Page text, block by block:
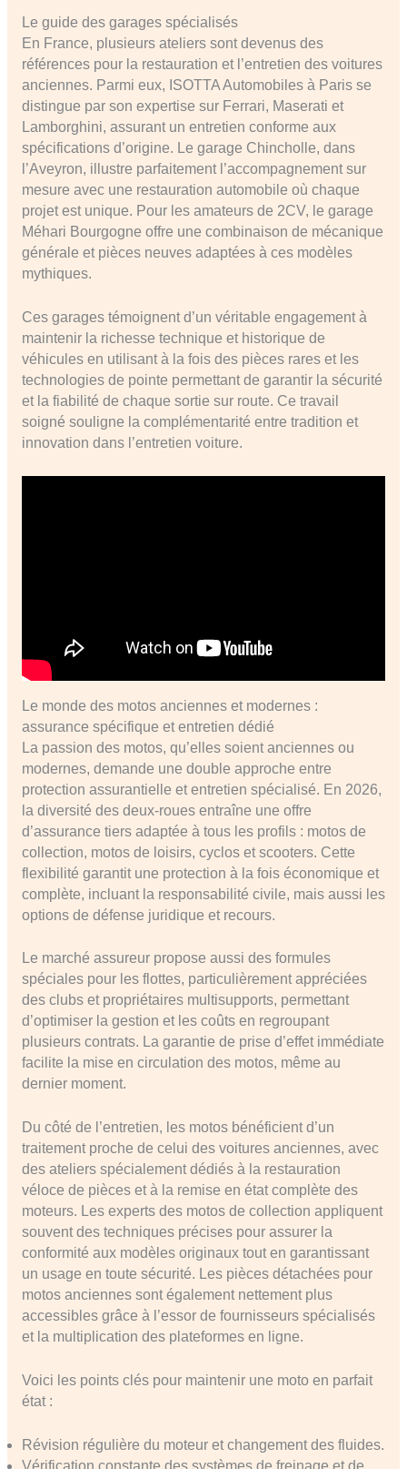
Le guide des garages spécialisés
En France, plusieurs ateliers sont devenus des
références pour la restauration et l’entretien des voitures
anciennes. Parmi eux, ISOTTA Automobiles à Paris se
distingue par son expertise sur Ferrari, Maserati et
Lamborghini, assurant un entretien conforme aux
spécifications d’origine. Le garage Chincholle, dans
l’Aveyron, illustre parfaitement l’accompagnement sur
mesure avec une restauration automobile où chaque
projet est unique. Pour les amateurs de 2CV, le garage
Méhari Bourgogne offre une combinaison de mécanique
générale et pièces neuves adaptées à ces modèles
mythiques.
Ces garages témoignent d’un véritable engagement à
maintenir la richesse technique et historique de
véhicules en utilisant à la fois des pièces rares et les
technologies de pointe permettant de garantir la sécurité
et la fiabilité de chaque sortie sur route. Ce travail
soigné souligne la complémentarité entre tradition et
innovation dans l’entretien voiture.
Le monde des motos anciennes et modernes :
assurance spécifique et entretien dédié
La passion des motos, qu’elles soient anciennes ou
modernes, demande une double approche entre
protection assurantielle et entretien spécialisé. En 2026,
la diversité des deux-roues entraîne une offre
d’assurance tiers adaptée à tous les profils : motos de
collection, motos de loisirs, cyclos et scooters. Cette
flexibilité garantit une protection à la fois économique et
complète, incluant la responsabilité civile, mais aussi les
options de défense juridique et recours.
Le marché assureur propose aussi des formules
spéciales pour les flottes, particulièrement appréciées
des clubs et propriétaires multisupports, permettant
d’optimiser la gestion et les coûts en regroupant
plusieurs contrats. La garantie de prise d’effet immédiate
facilite la mise en circulation des motos, même au
dernier moment.
Du côté de l’entretien, les motos bénéficient d’un
traitement proche de celui des voitures anciennes, avec
des ateliers spécialement dédiés à la restauration
véloce de pièces et à la remise en état complète des
moteurs. Les experts des motos de collection appliquent
souvent des techniques précises pour assurer la
conformité aux modèles originaux tout en garantissant
un usage en toute sécurité. Les pièces détachées pour
motos anciennes sont également nettement plus
accessibles grâce à l’essor de fournisseurs spécialisés
et la multiplication des plateformes en ligne.
Voici les points clés pour maintenir une moto en parfait
état :
Révision régulière du moteur et changement des fluides.
Vérification constante des systèmes de freinage et de